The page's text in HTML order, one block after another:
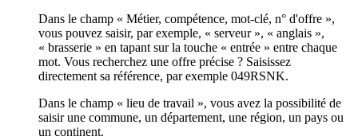
Dans le champ « Métier, compétence, mot-clé, n° d'offre »,
vous pouvez saisir, par exemple, « serveur », « anglais »,
« brasserie » en tapant sur la touche « entrée » entre chaque
mot. Vous recherchez une offre précise ? Saisissez
directement sa référence, par exemple 049RSNK.
Dans le champ « lieu de travail », vous avez la possibilité de
saisir une commune, un département, une région, un pays ou
un continent.